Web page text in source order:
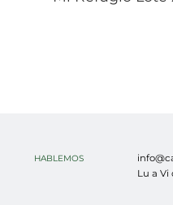
HABLEMOS
Lu a Vi